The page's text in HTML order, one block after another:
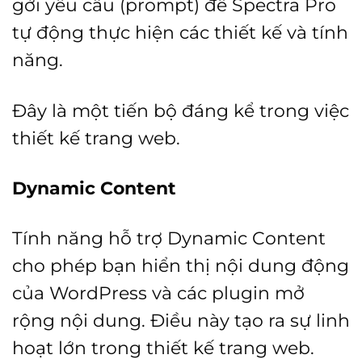
gởi yêu cầu (prompt) để Spectra Pro
tự động thực hiện các thiết kế và tính
năng.
Đây là một tiến bộ đáng kể trong việc
thiết kế trang web.
Dynamic Content
Tính năng hỗ trợ Dynamic Content
cho phép bạn hiển thị nội dung động
của WordPress và các plugin mở
rộng nội dung. Điều này tạo ra sự linh
hoạt lớn trong thiết kế trang web.